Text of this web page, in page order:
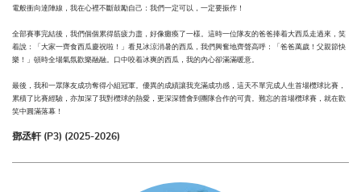
電般衝向達陣線，我在心裡不斷鼓勵自己：我們一定可以，一定要振作！
全部賽事完結後，我們個個累得筋疲力盡，好像癱瘓了一樣。這時一位隊友的爸爸捧着大西瓜走過來，笑
着說：「大家一齊食西瓜慶祝啦！」看見冰涼消暑的西瓜，我們興奮地齊聲高呼：「爸爸萬歲！父親節快
樂！」頓時全場氣氛歡樂融融。口中咬着冰爽的西瓜，我的內心卻滿滿暖意。
最後，我和一眾隊友成功奪得小組冠軍。優異的成績讓我充滿成功感，這天不單完成人生首場欖球比賽，
累積了比賽經驗，亦加深了我對欖球的熱愛，更深深體會到團隊合作的可貴。難忘的首場欖球賽，就在歡
笑中圓滿落幕！
鄧丞軒 (P3) (2025-2026)